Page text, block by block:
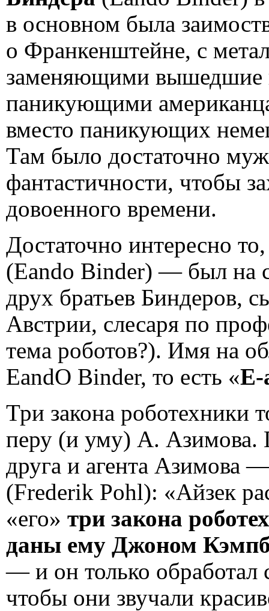
в основном была
о Франкенштейне, с
заменяющими вышедшие
паникующими
вместо паникующих
Там было достаточно
фантастичности, чтобы
довоенного времени.
Достаточно интересно
(Eando Binder) — был на
друх братьев Биндеров,
Австрии, слесаря по
тема роботов?). Имя на
EandO Binder, то есть «E-
Три закона роботехники
перу (и уму) А. Азимова.
друга и агента Азимова
(Frederik Pohl): «Айзек
«его» три закона
даны ему Джоном
— и он только обработал
чтобы они звучали